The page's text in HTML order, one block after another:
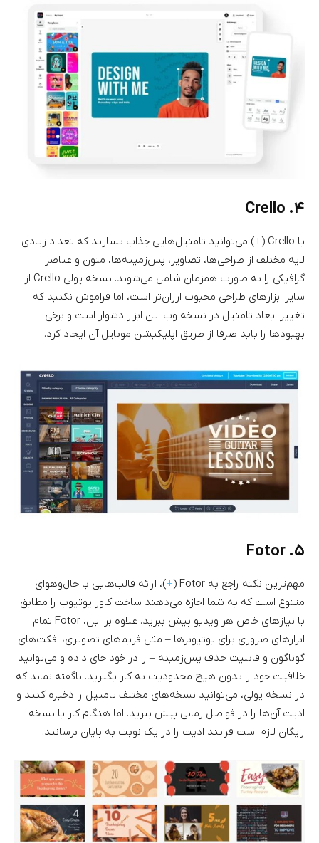
۴. Crello
با Crello ( +) می‌توانید تامنیل‌هایی جذاب بسازید که تعداد زیادی
لایه مختلف از طراحی‌ها، تصاویر، پس‌زمینه‌ها، متون و عناصر
گرافیکی را به صورت همزمان شامل می‌شوند. نسخه پولی Crello از
سایر ابزارهای طراحی محبوب ارزان‌تر است، اما فراموش نکنید که
تغییر ابعاد تامنیل در نسخه وب این ابزار دشوار است و برخی
بهبودها را باید صرفا از طریق اپلیکیشن موبایل آن ایجاد کرد.
۵. Fotor
مهم‌ترین نکته راجع به Fotor ( +)، ارائه قالب‌هایی با حال‌وهوای
متنوع است که به شما اجازه می‌دهند ساخت کاور یوتیوب را مطابق
با نیازهای خاص هر ویدیو پیش ببرید. علاوه بر این، Fotor تمام
ابزارهای ضروری برای یوتیوبرها – مثل فریم‌های تصویری، افکت‌های
گوناگون و قابلیت حذف پس‌زمینه – را در خود جای داده و می‌توانید
خلاقیت خود را بدون هیچ محدودیت به کار بگیرید. ناگفته نماند که
در نسخه پولی، می‌توانید نسخه‌های مختلف تامنیل را ذخیره کنید و
ادیت آن‌ها را در فواصل زمانی پیش ببرید. اما هنگام کار با نسخه
رایگان لازم است فرایند ادیت را در یک نوبت به پایان برسانید.